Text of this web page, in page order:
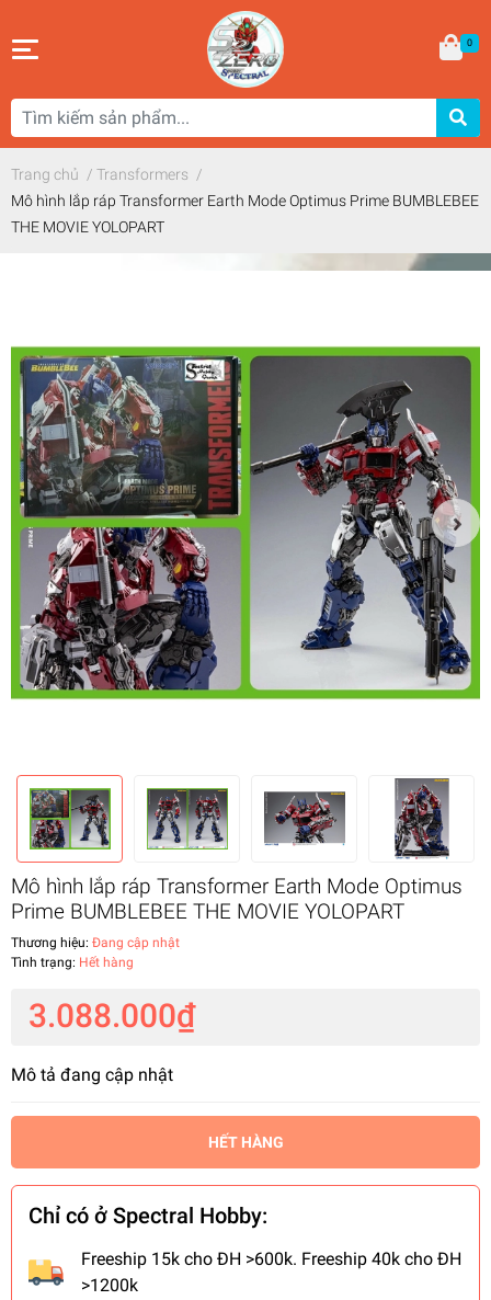
0
Trang chủ / Transformers /
Mô hình lắp ráp Transformer Earth Mode Optimus Prime BUMBLEBEE
THE MOVIE YOLOPART
Mô hình lắp ráp Transformer Earth Mode Optimus
Prime BUMBLEBEE THE MOVIE YOLOPART
Thương hiệu: Đang cập nhật
Tình trạng: Hết hàng
3.088.000₫
Mô tả đang cập nhật
HẾT HÀNG
Chỉ có ở Spectral Hobby:
Freeship 15k cho ĐH >600k. Freeship 40k cho ĐH
>1200k